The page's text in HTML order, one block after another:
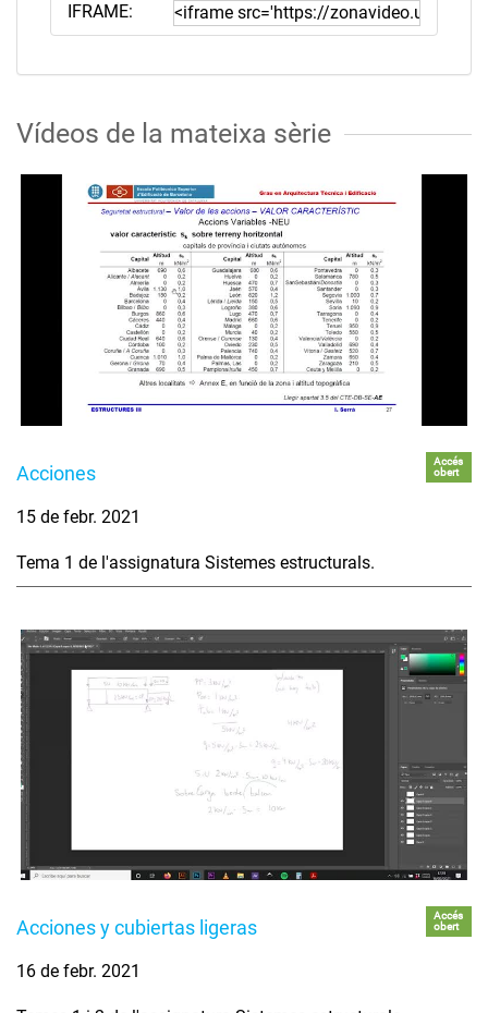
IFRAME:
Vídeos de la mateixa sèrie
Acciones
Accés
obert
15 de febr. 2021
Tema 1 de l'assignatura Sistemes estructurals.
Acciones y cubiertas ligeras
Accés
obert
16 de febr. 2021